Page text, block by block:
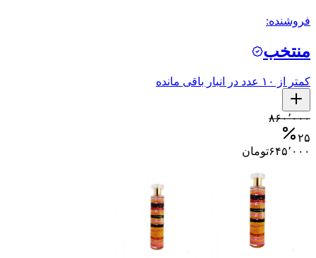
فروشنده:
منتخب
کمتر از ۱۰ عدد در انبار باقی مانده
۸۶۰٬۰۰۰
۲۵
۶۴۵٬۰۰۰تومان